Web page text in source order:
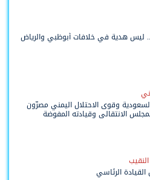
ليس هدية في خلافات أبوظبي والرياض
السعودية وقوى الاحتلال اليمني مصرّون
الانتقالي وقيادته المفوضة
الرئاسي